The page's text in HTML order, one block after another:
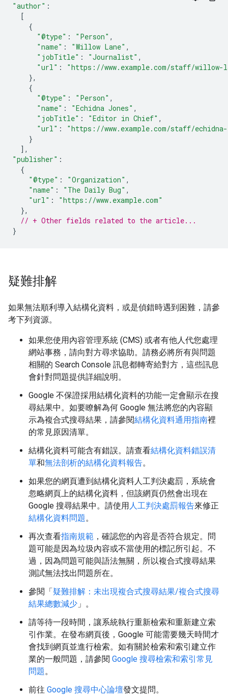
"author" :
[
{
"@type" : "Person" ,
"name" : "Willow Lane" ,
"jobTitle" : "Journalist" ,
"url" :
"https://www.example.com/staff/willow-
},
{
"@type" : "Person" ,
"name" : "Echidna Jones" ,
"jobTitle" : "Editor in Chief" ,
"url" :
"https://www.example.com/staff/
}
],
"publisher" :
{
"@type" : "Organization" ,
"name" : "The Daily Bug" ,
"url" :
"https://www.example.com"
},
// + Other fields related to the article...
}
疑難排解
如果無法順利導入結構化資料，或是偵錯時遇到困難，請參
考下列資源。
如果您使用內容管理系統 (CMS) 或者有他人代您處理
網站事務，請向對方尋求協助。請務必將所有與問題
相關的 Search Console 訊息都轉寄給對方，這些訊息
會針對問題提供詳細說明。
Google 不保證採用結構化資料的功能一定會顯示在搜
尋結果中。如要瞭解為何 Google 無法將您的內容顯
示為複合式搜尋結果，請參閱結構化資料通用指南裡
的常見原因清單。
結構化資料可能含有錯誤。請查看結構化資料錯誤清
單和無法剖析的結構化資料報告。
如果您的網頁遭到結構化資料人工判決處罰，系統會
忽略網頁上的結構化資料，但該網頁仍然會出現在
Google 搜尋結果中。請使用 人工判決處罰報告來修正
結構化資料問題 。
再次查看指南規範 ，確認您的內容是否符合規定。問
題可能是因為垃圾內容或不當使用的標記所引起。不
過，因為問題可能與語法無關，所以複合式搜尋結果
測試無法找出問題所在。
參閱「疑難排解：未出現複合式搜尋結果/複合式搜尋
結果總數減少 」。
請等待一段時間，讓系統執行重新檢索和重新建立索
引作業。在發布網頁後，Google 可能需要幾天時間才
會找到網頁並進行檢索。如有關於檢索和索引建立作
業的一般問題，請參閱 Google 搜尋檢索和索引常見
問題 。
前往 Google 搜尋中心論壇發文提問。